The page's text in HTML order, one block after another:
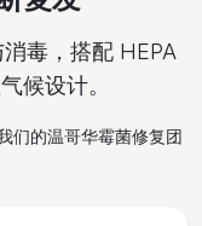
毒，搭配 HEPA
候设计。
们的温哥华霉菌修复团